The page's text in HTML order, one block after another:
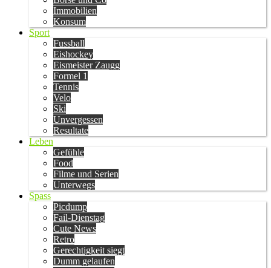
Immobilien
Konsum
Sport
Fussball
Eishockey
Eismeister Zaugg
Formel 1
Tennis
Velo
Ski
Unvergessen
Resultate
Leben
Gefühle
Food
Filme und Serien
Unterwegs
Spass
Picdump
Fail-Dienstag
Cute News
Retro
Gerechtigkeit siegt
Dumm gelaufen